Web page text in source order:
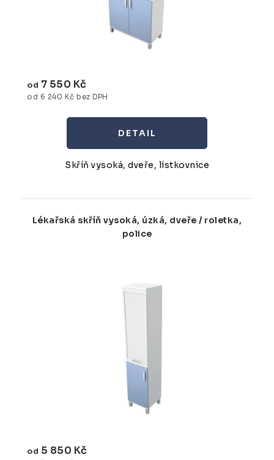
od 6 240 Kč bez DPH
od 7 550 Kč
Skříň vysoká, dveře, lístkovnice
Lékařská skříň vysoká, úzká, dveře / roletka,
police
od 5 850 Kč